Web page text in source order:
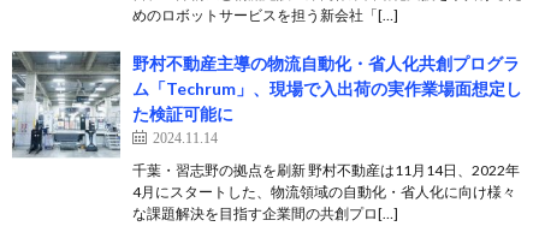
めのロボットサービスを担う新会社「[…]
野村不動産主導の物流自動化・省人化共創プログラ
ム「Techrum」、現場で入出荷の実作業場面想定し
た検証可能に
2024.11.14
千葉・習志野の拠点を刷新 野村不動産は11月14日、2022年
4月にスタートした、物流領域の自動化・省人化に向け様々
な課題解決を目指す企業間の共創プロ[…]